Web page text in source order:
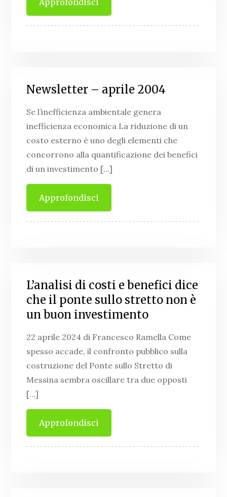
Approfondisci
Newsletter – aprile 2004
Se l’inefficienza ambientale genera
inefficienza economica La riduzione di un
costo esterno è uno degli elementi che
concorrono alla quantificazione dei benefici
di un investimento […]
Approfondisci
L’analisi di costi e benefici dice
che il ponte sullo stretto non è
un buon investimento
22 aprile 2024 di Francesco Ramella Come
spesso accade, il confronto pubblico sulla
costruzione del Ponte sullo Stretto di
Messina sembra oscillare tra due opposti
[…]
Approfondisci